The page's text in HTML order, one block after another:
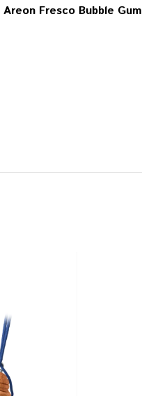
Areon Fresco Bubble Gum